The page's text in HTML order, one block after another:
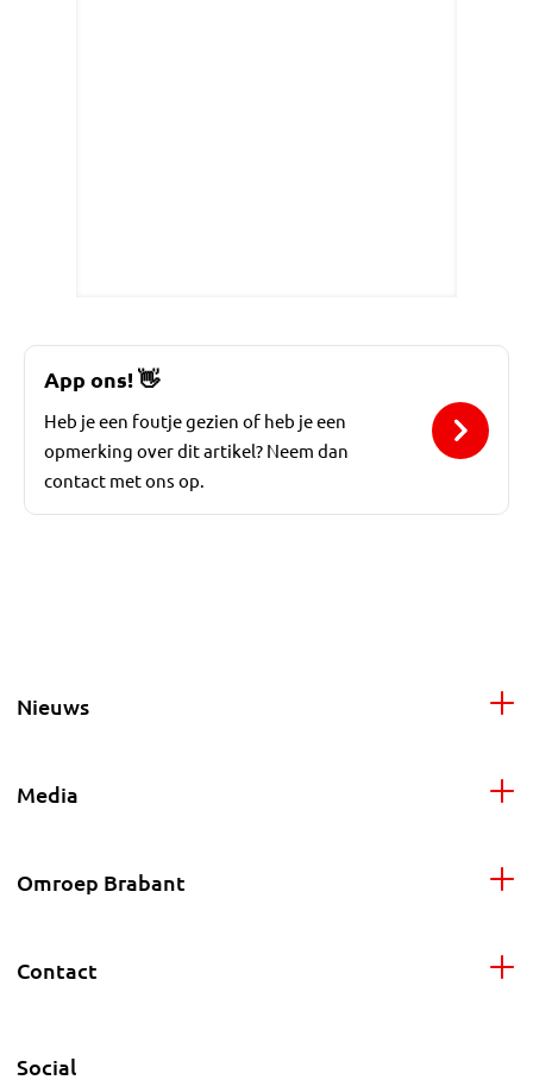
App ons!👋
Heb je een foutje gezien of heb je een
opmerking over dit artikel? Neem dan
contact met ons op.
Nieuws
Media
Omroep Brabant
Contact
Social